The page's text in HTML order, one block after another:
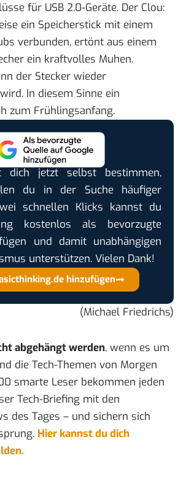
für USB 2.0-Geräte. Der Clou:
ein Speicherstick mit einem
verbunden, ertönt aus einem
ein kraftvolles Muhen.
der Stecker wieder
In diesem Sinne ein
zum Frühlingsanfang.
dich jetzt selbst bestimmen,
du in der Suche häufiger
schnellen Klicks kannst du
kostenlos als bevorzugte
und damit unabhängigen
unterstützen. Vielen Dank!
hinzufügen
(Michael Friedrichs)
abgehängt werden, wenn es um
die Tech-Themen von Morgen
smarte Leser bekommen jeden
Tech-Briefing mit den
des Tages – und sichern sich
Hier kannst du dich